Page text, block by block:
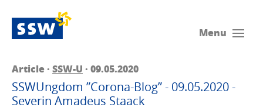
Menu
Article · SSW-U · 09.05.2020
SSWUngdom ”Corona-Blog” - 09.05.2020 -
Severin Amadeus Staack